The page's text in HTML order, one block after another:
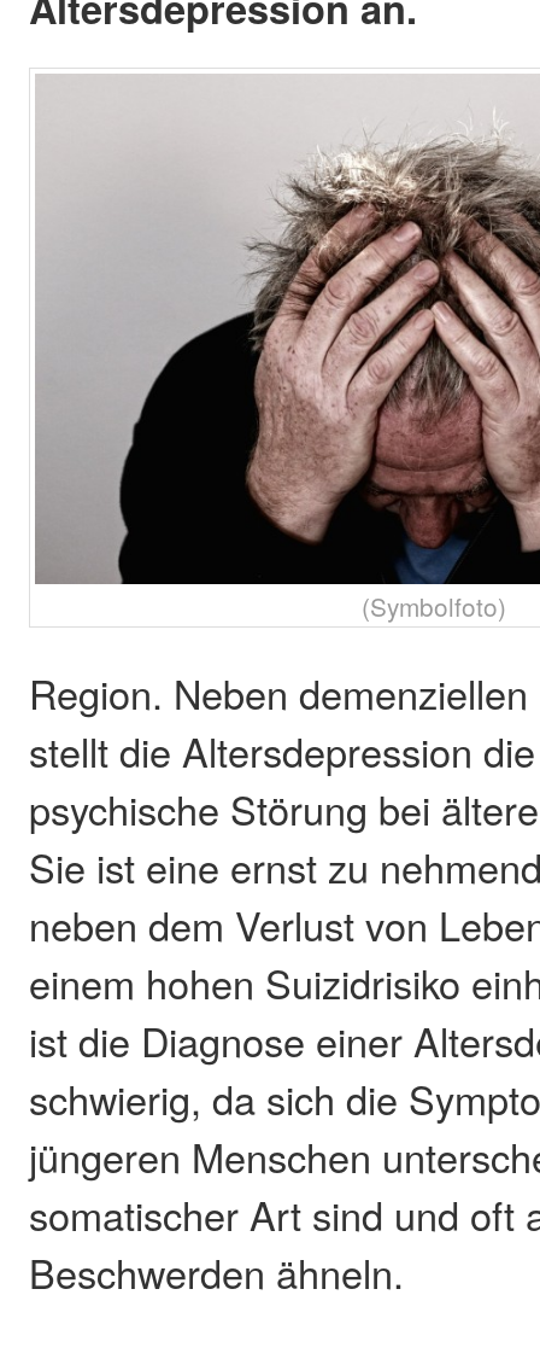
(Symbolfoto)
Region. Neben
stellt die Altersdepression
psychische Störung bei
Sie ist eine ernst zu
neben dem Verlust von
einem hohen Suizidrisiko
ist die Diagnose einer
schwierig, da sich die
jüngeren Menschen
somatischer Art sind und oft
Beschwerden ähneln.